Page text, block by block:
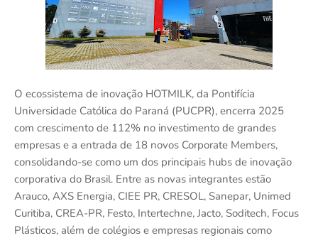
O ecossistema de inovação HOTMILK, da Pontifícia
Universidade Católica do Paraná (PUCPR), encerra 2025
com crescimento de 112% no investimento de grandes
empresas e a entrada de 18 novos Corporate Members,
consolidando-se como um dos principais hubs de inovação
corporativa do Brasil. Entre as novas integrantes estão
Arauco, AXS Energia, CIEE PR, CRESOL, Sanepar, Unimed
Curitiba, CREA-PR, Festo, Intertechne, Jacto, Soditech, Focus
Plásticos, além de colégios e empresas regionais como